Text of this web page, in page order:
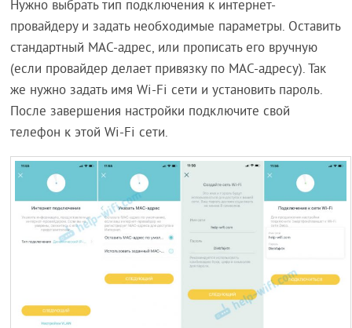
Нужно выбрать тип подключения к интернет-
провайдеру и задать необходимые параметры. Оставить
стандартный MAC-адрес, или прописать его вручную
(если провайдер делает привязку по MAC-адресу). Так
же нужно задать имя Wi-Fi сети и установить пароль.
После завершения настройки подключите свой
телефон к этой Wi-Fi сети.